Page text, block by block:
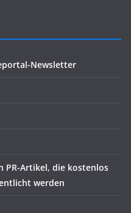
Newsletter
PR-Artikel, die kostenlos
werden